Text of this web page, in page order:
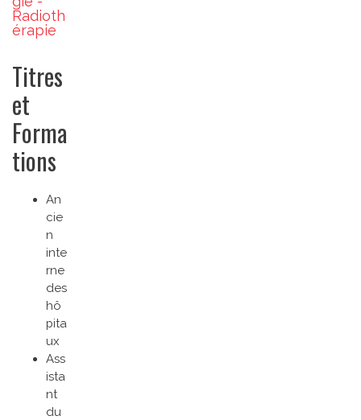
Radioth
érapie
Titres
et
Forma
tions
An
cie
n
inte
rne
des
hô
pita
ux
Ass
ista
nt
du